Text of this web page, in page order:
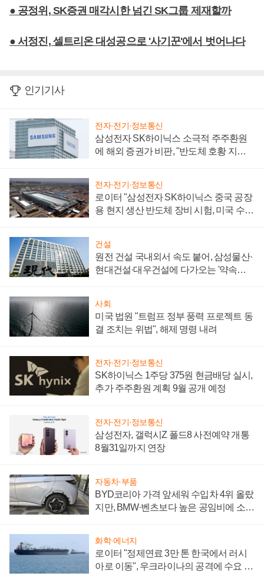
● 공정위, SK증권 매각시한 넘긴 SK그룹 제재할까
● 서정진, 셀트리온 대성공으로 '사기꾼'에서 벗어나다
인기기사
전자·전기·정보통신
삼성전자 SK하이닉스 소극적 주주환원
에 해외 증권가 비판, "반도체 호황 지속
전자·전기·정보통신
로이터 "삼성전자 SK하이닉스 중국 공장
용 현지 생산 반도체 장비 시험, 미국 수출
건설
원전 건설 국내외서 속도 붙어, 삼성물산·
현대건설·대우건설에 다가오는 '약속의
사회
미국 법원 "트럼프 정부 풍력 프로젝트 동
결 조치는 위법", 해제 명령 내려
전자·전기·정보통신
SK하이닉스 1주당 375원 현금배당 실시,
추가 주주환원 계획 9월 공개 예정
전자·전기·정보통신
삼성전자, 갤럭시Z 폴드8 사전예약 개통
8월31일까지 연장
자동차·부품
BYD코리아 가격 앞세워 수입차 4위 올랐
지만, BMW·벤츠보다 높은 공임비에 소비
화학·에너지
로이터 "정제연료 3만 톤 한국에서 러시
아로 이동", 우크라이나의 공격에 수요 늘